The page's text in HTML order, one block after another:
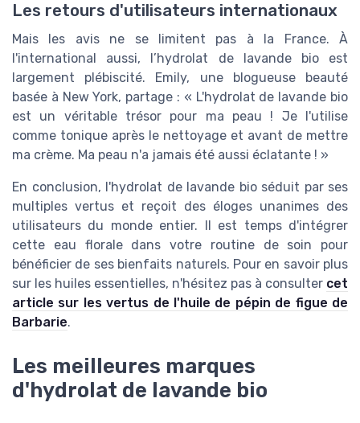
Les retours d'utilisateurs internationaux
Mais les avis ne se limitent pas à la France. À
l'international aussi, l’hydrolat de lavande bio est
largement plébiscité. Emily, une blogueuse beauté
basée à New York, partage : « L'hydrolat de lavande bio
est un véritable trésor pour ma peau ! Je l'utilise
comme tonique après le nettoyage et avant de mettre
ma crème. Ma peau n'a jamais été aussi éclatante ! »
En conclusion, l'hydrolat de lavande bio séduit par ses
multiples vertus et reçoit des éloges unanimes des
utilisateurs du monde entier. Il est temps d'intégrer
cette eau florale dans votre routine de soin pour
bénéficier de ses bienfaits naturels. Pour en savoir plus
sur les huiles essentielles, n'hésitez pas à consulter cet
article sur les vertus de l'huile de pépin de figue de
Barbarie.
Les meilleures marques
d'hydrolat de lavande bio